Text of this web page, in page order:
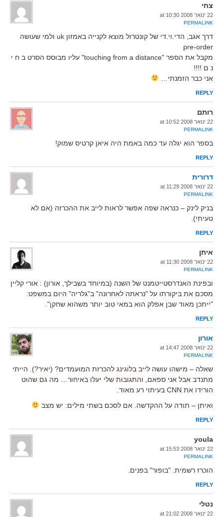
צחי
22 ינואר 2008 at 10:30
PERMALINK
דרך אגב, הדי.וי.די של קונטרול מוצא לקנייה באמזון uk ולמי שעושה
pre-order
מקבל את הספר "touching from a distance" עליו מבוסס הסרט ב ח י
נ ם !!!!
אני כבר הזמנתי…
REPLY
רותם
22 ינואר 2008 at 10:52
PERMALINK
בספר הוא יגלה עד כמה באמת היה איאן קרטיס שמוק!
REPLY
דרורית
22 ינואר 2008 at 11:29
PERMALINK
בניק לינק – כנראה שפה אפשר לראות לייב את ההכרזה (אם לא
טעיתי).
REPLY
איתן
22 ינואר 2008 at 11:30
PERMALINK
ובפינת האנדרסטייטמנט של השנה (במיוחד בשבילך, אורון) : אורי קליין
מסכם את ביקורתו על "נראתה לאחרונה" ב"גלריה" היום במשפט:
"ייתכן מאוד שבן אפלק הוא במאי טוב יותר משהוא שחקן".
REPLY
אורון
22 ינואר 2008 at 14:47
PERMALINK
שאלה – מישהו עושה לייב בלוגינג להכרזת המועמדים? (יאיר?). הייתי
מתנדב אבל אני ספאם, והתגובות שלי יעלו באיחור… מה גם שהוט
הורידו את CNN בעיתוי רע מאוד.
ואיתן – תודה על ההקדשה. אם לסכם בשתי מילים: יש מצב
REPLY
youla
22 ינואר 2008 at 15:53
PERMALINK
הוכרז רשמית. "בופור" בפנים.
REPLY
נטלי
22 ינואר 2008 at 21:02